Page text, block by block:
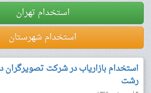
استخدام تهران
استخدام شهرستان
استخدام بازاریاب در شرکت تصویرگران
رشت